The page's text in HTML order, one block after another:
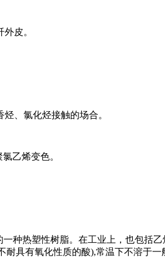
皮。
、氯化烃接触的场合。
乙烯变色。
种热塑性树脂。在工业上，也包括
具有氧化性质的酸),常温下不溶于一